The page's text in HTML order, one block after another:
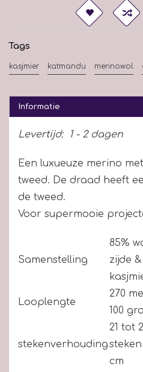
Tags
kasjmier katmandu merinowol
Informatie
Levertijd: 1 - 2 dagen
Een luxueuze merino
tweed. De draad heeft
de tweed.
Voor supermooie
Samenstelling
85%
zijde &
Looplengte
270
100
stekenverhouding
21 tot
steken
cm